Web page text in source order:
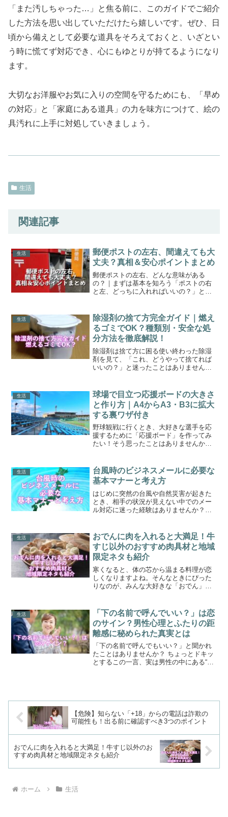
「また汚しちゃった…」と焦る前に、このガイドでご紹介
した方法を思い出していただけたら嬉しいです。ぜひ、日
頃から備えとして必要な道具をそろえておくと、いざとい
う時に慌てず対応でき、心にもゆとりが持てるようになり
ます。
大切なお洋服やお気に入りの空間を守るためにも、「早め
の対応」と「家庭にある道具」の力を味方につけて、絵の
具汚れに上手に対処していきましょう。
生活
関連記事
生活
郵便ポストの左右、間違えても大
丈夫？真相＆安心ポイントまとめ
郵便ポストの左右、どんな意味がある
の？｜まずは基本を知ろう「ポストの右
と左、どっちに入れればいいの？」と迷
かないのでは…と不安になる方も多いと
思います。ちょっとした小包...
生活
除湿剤の捨て方完全ガイド｜燃え
るゴミでOK？種類別・安全な処
分方法を徹底解説！
除湿剤は捨て方に困る使い終わった除湿
剤を見て、「これ、どうやって捨てれば
いいの？」と迷ったことはありません
タイプ、薄いシート状のもの、繰り返し
使えるものなど、形や成分に...
生活
球場で目立つ応援ボードの大きさ
と作り方｜A4からA3・B3に拡大
する裏ワザ付き
野球観戦に行くとき、大好きな選手を応
援するために「応援ボード」を作ってみ
たい！そう思ったことはありませんか？
の？」と、初めてだと不安になることも
ありますよね。この記事で...
生活
台風時のビジネスメールに必要な
基本マナーと考え方
はじめに突然の台風や自然災害が起きた
とき、相手の状況が見えない中でのメー
ル対応に迷った経験はありませんか？
いいのだろう？」と、悩む方も多いので
はないでしょうか。そんなと...
生活
おでんに肉を入れると大満足！牛
すじ以外のおすすめ肉具材と地域
限定ネタも紹介
寒くなると、体の芯から温まる料理が恋
しくなりますよね。そんなときにぴった
りなのが、みんな大好きな「おでん」。
根や卵、こんにゃくなども美味しいです
が、実は「お肉」を加える...
生活
「下の名前で呼んでいい？」は恋
のサイン？男性心理とふたりの距
離感に秘められた真実とは
「下の名前で呼んでもいい？」と聞かれ
たことはありませんか？ ちょっとドキッ
とするこの一言、実は男性の中にある“特
【危険】知らない「+18」からの電話は詐欺の
可能性も！出る前に確認すべき3つのポイント
おでんに肉を入れると大満足！牛すじ以外のお
すすめ肉具材と地域限定ネタも紹介
ホーム 生活